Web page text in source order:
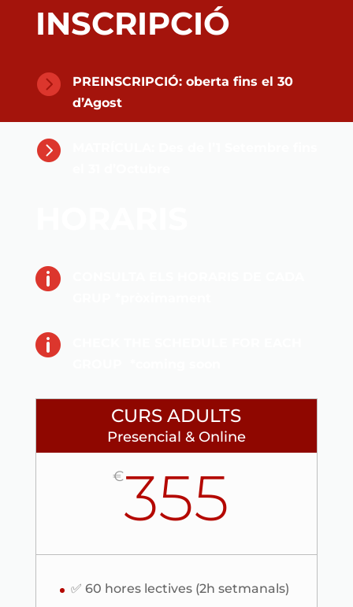
INSCRIPCIÓ

PREINSCRIPCIÓ: oberta fins el 30
d’Agost



CURS ADULTS
Presencial & Online
€355
✅ 60 hores lectives (2h setmanals)